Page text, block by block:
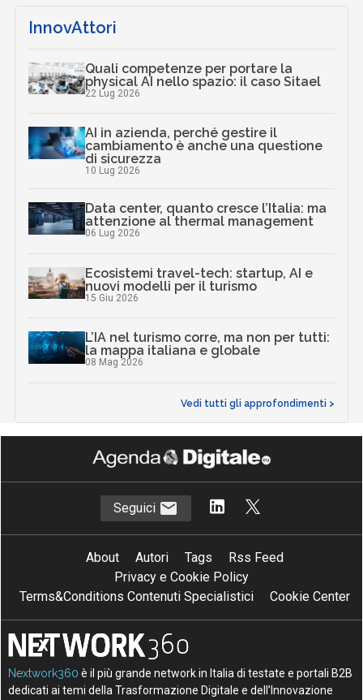
InnovAttori
Quali competenze per portare la
physical AI nello spazio: il caso Sitael
22 Lug 2026
AI in azienda, perché gestire il
cambiamento è anche una questione
di sicurezza
10 Lug 2026
Data center, quanto cresce l’Italia: ma
attenzione al thermal management
06 Lug 2026
Ecosistemi travel-tech: startup, AI e
nuovi modelli per il turismo
15 Giu 2026
L’IA nel turismo corre, ma non per tutti:
la mappa italiana e globale
08 Mag 2026
Vedi tutti gli approfondimenti >
Seguici
About Autori Tags
Rss Feed
Privacy e Cookie Policy
Terms&Conditions Contenuti Specialistici
Cookie Center
Nextwork360 è il più grande network in Italia di testate e portali B2B
dedicati ai temi della Trasformazione Digitale e dell’Innovazione